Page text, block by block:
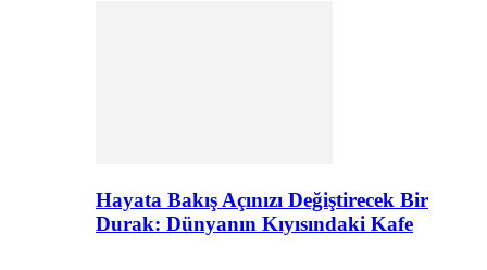
Hayata Bakış Açınızı Değiştirecek Bir
Durak: Dünyanın Kıyısındaki Kafe